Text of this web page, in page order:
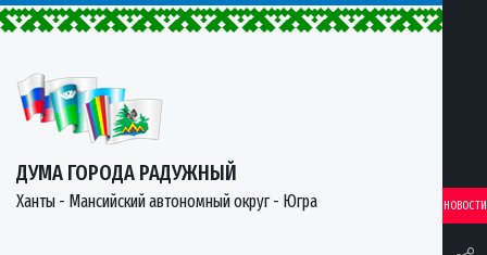
ДУМА ГОРОДА РАДУЖНЫЙ
Ханты - Мансийский автономный округ - Югра НОВОСТИ